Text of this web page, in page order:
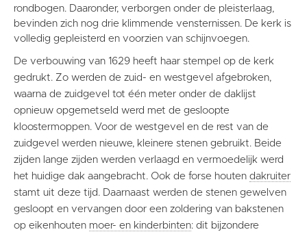
rondbogen. Daaronder, verborgen onder de pleisterlaag,
bevinden zich nog drie klimmende vensternissen. De kerk is
volledig gepleisterd en voorzien van schijnvoegen.
De verbouwing van 1629 heeft haar stempel op de kerk
gedrukt. Zo werden de zuid- en westgevel afgebroken,
waarna de zuidgevel tot één meter onder de daklijst
opnieuw opgemetseld werd met de gesloopte
kloostermoppen. Voor de westgevel en de rest van de
zuidgevel werden nieuwe, kleinere stenen gebruikt. Beide
zijden lange zijden werden verlaagd en vermoedelijk werd
het huidige dak aangebracht. Ook de forse houten dakruiter
stamt uit deze tijd. Daarnaast werden de stenen gewelven
gesloopt en vervangen door een zoldering van bakstenen
op eikenhouten moer- en kinderbinten: dit bijzondere